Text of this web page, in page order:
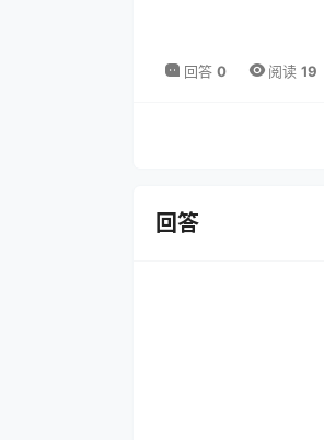
回答 0 阅读 19
回答